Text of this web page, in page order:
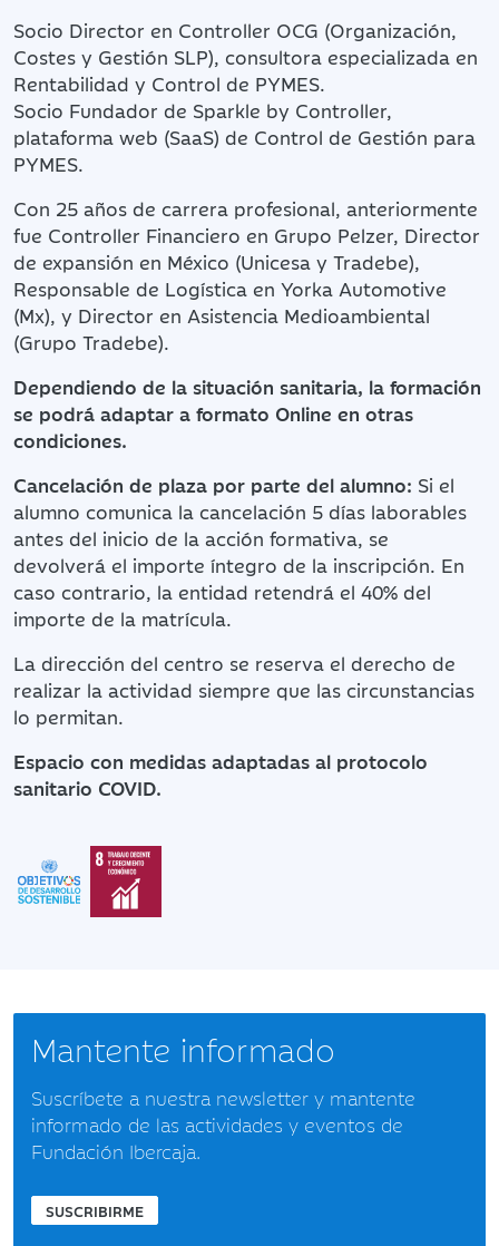
Socio Director en Controller OCG (Organización,
Costes y Gestión SLP), consultora especializada en
Rentabilidad y Control de PYMES.
Socio Fundador de Sparkle by Controller,
plataforma web (SaaS) de Control de Gestión para
PYMES.
Con 25 años de carrera profesional, anteriormente
fue Controller Financiero en Grupo Pelzer, Director
de expansión en México (Unicesa y Tradebe),
Responsable de Logística en Yorka Automotive
(Mx), y Director en Asistencia Medioambiental
(Grupo Tradebe).
Dependiendo de la situación sanitaria, la formación
se podrá adaptar a formato Online en otras
condiciones.
Cancelación de plaza por parte del alumno: Si el
alumno comunica la cancelación 5 días laborables
antes del inicio de la acción formativa, se
devolverá el importe íntegro de la inscripción. En
caso contrario, la entidad retendrá el 40% del
importe de la matrícula.
La dirección del centro se reserva el derecho de
realizar la actividad siempre que las circunstancias
lo permitan.
Espacio con medidas adaptadas al protocolo
sanitario COVID.
Mantente informado
Suscríbete a nuestra newsletter y mantente
informado de las actividades y eventos de
Fundación Ibercaja.
SUSCRIBIRME